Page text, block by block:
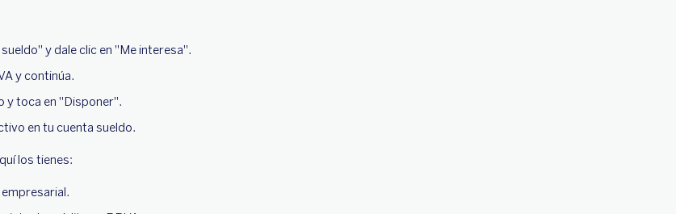
y dale clic en "Me interesa".
y continúa.
y toca en "Disponer".
en tu cuenta sueldo.
los tienes: